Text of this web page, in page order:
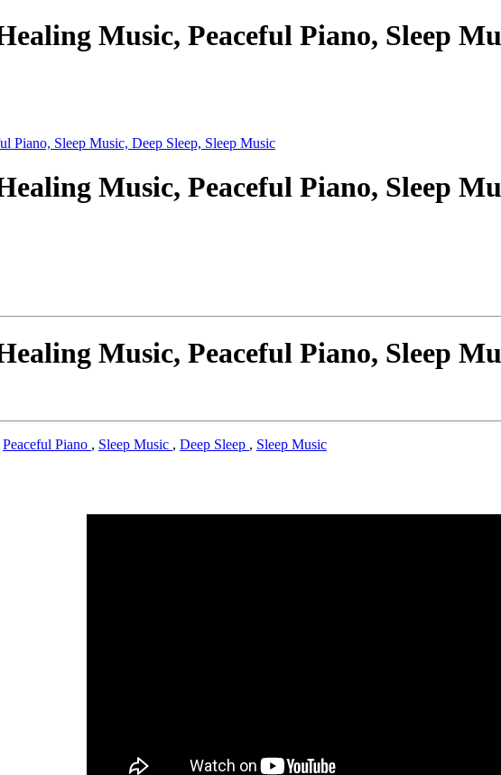
Music, Peaceful Piano, Sleep
Music, Peaceful Piano, Sleep
Music, Peaceful Piano, Sleep
Peaceful Piano , Sleep Music , Deep Sleep , Sleep Music